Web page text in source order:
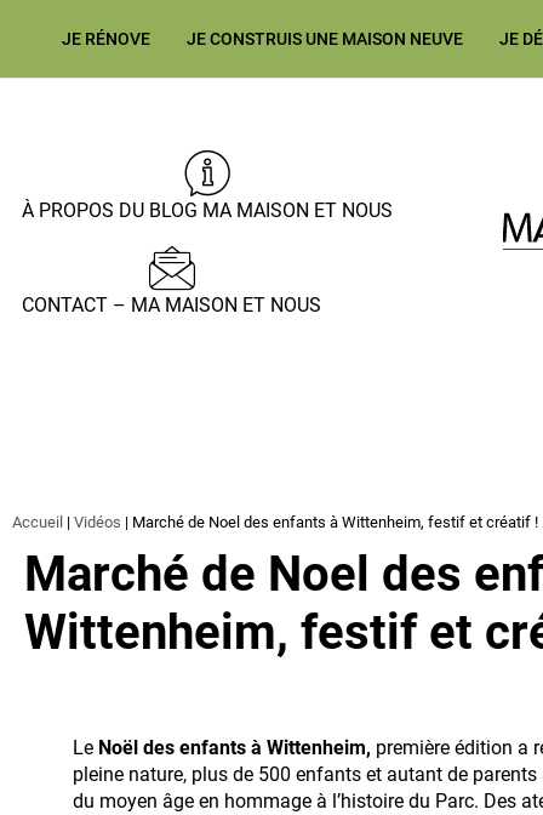
JE RÉNOVE JE CONSTRUIS UNE MAISON NEUVE JE
À PROPOS DU BLOG MA MAISON ET NOUS
CONTACT – MA MAISON ET NOUS
Accueil | Vidéos | Marché de Noel des enfants à Wittenheim, festif et créatif !
Marché de Noel des
Wittenheim, festif et
Le Noël des enfants à Wittenheim, première édition a
pleine nature, plus de 500 enfants et autant de
du moyen âge en hommage à l’histoire du Parc. Des